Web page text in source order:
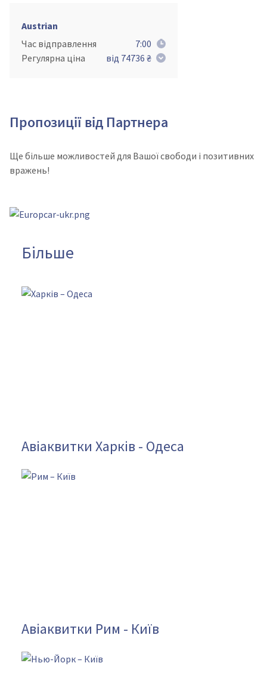
Austrian
Час відправлення
7:00
Регулярна ціна
від 74736 ₴
Пропозиції від Партнера
Ще більше можливостей для Вашої свободи і позитивних
вражень!
Більше
Авіаквитки Харків - Одеса
Авіаквитки Рим - Київ